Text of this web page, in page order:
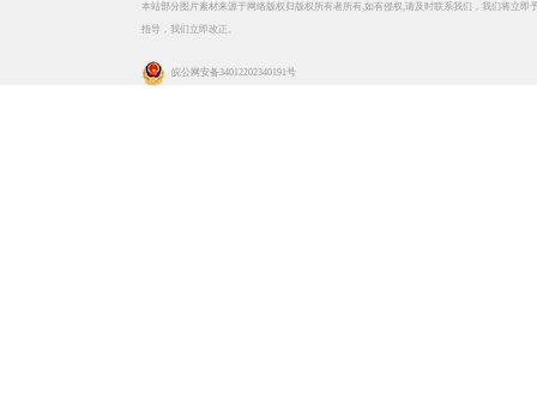
本站部分图片素材来源于网络版权归版权所有者所有,如有侵权,请及时联系我们，我们将立
指导，我们立即改正。
皖公网安备 34012202340191号